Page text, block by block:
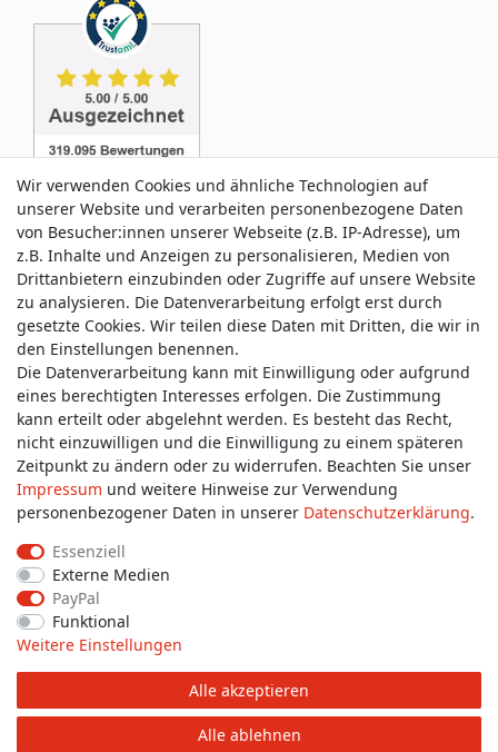
Service & Kontakt
Wünschen Sie einen Rückruf?
service@allmyclothes.de
Schreiben Sie uns:
service@allmyclothes.de
Impressum
Widerrufs­recht
© Copyright 2026 allmyclothes.de | Alle Rechte vorbehalten.
Wir verwenden Cookies und ähnliche Technologien auf
unserer Website und verarbeiten personenbezogene Daten
von Besucher:innen unserer Webseite (z.B. IP-Adresse), um
z.B. Inhalte und Anzeigen zu personalisieren, Medien von
Drittanbietern einzubinden oder Zugriffe auf unsere Website
zu analysieren. Die Datenverarbeitung erfolgt erst durch
gesetzte Cookies. Wir teilen diese Daten mit Dritten, die wir in
den Einstellungen benennen.
Die Datenverarbeitung kann mit Einwilligung oder aufgrund
eines berechtigten Interesses erfolgen. Die Zustimmung
kann erteilt oder abgelehnt werden. Es besteht das Recht,
nicht einzuwilligen und die Einwilligung zu einem späteren
Zeitpunkt zu ändern oder zu widerrufen. Beachten Sie unser
Impressum und weitere Hinweise zur Verwendung
personenbezogener Daten in unserer Daten­schutz­erklärung.
Essenziell
Externe Medien
PayPal
Funktional
Weitere Einstellungen
Alle akzeptieren
Alle ablehnen